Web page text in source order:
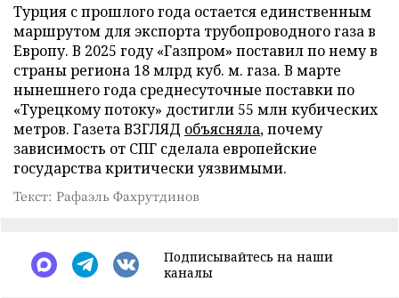
Турция с прошлого года остается единственным
маршрутом для экспорта трубопроводного газа в
Европу. В 2025 году «Газпром» поставил по нему в
страны региона 18 млрд куб. м. газа. В марте
нынешнего года среднесуточные поставки по
«Турецкому потоку» достигли 55 млн кубических
метров. Газета ВЗГЛЯД объясняла, почему
зависимость от СПГ сделала европейские
государства критически уязвимыми.
Текст: Рафаэль Фахрутдинов
Подписывайтесь на наши
каналы